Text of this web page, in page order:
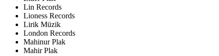
Lin Records
Lioness Records
Lirik Müzik
London Records
Mahinur Plak
Mahir Plak